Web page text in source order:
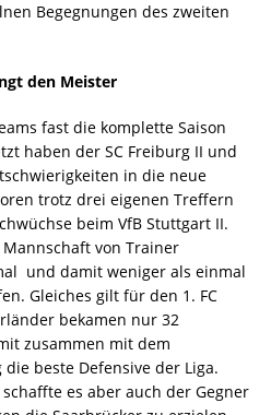
Begegnungen des zweiten
den Meister
fast die komplette Saison
haben der SC Freiburg II und
in die neue
trotz drei eigenen Treffern
beim VfB Stuttgart II.
von Trainer
 und damit weniger als einmal
Gleiches gilt für den 1. FC
bekamen nur 32
zusammen mit dem
beste Defensive der Liga.
es aber auch der Gegner